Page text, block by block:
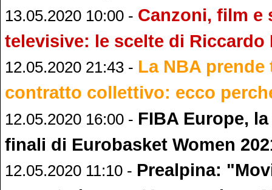
13.05.2020 10:00 - Canzoni, film e
televisive: le scelte di Riccardo
12.05.2020 21:43 - La NBA
contratto collettivo: ecco
12.05.2020 16:00 - FIBA Europe,
finali di Eurobasket Women
12.05.2020 11:10 - Prealpina: